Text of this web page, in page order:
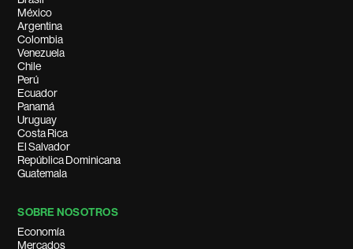
México
Argentina
Colombia
Venezuela
Chile
Perú
Ecuador
Panamá
Uruguay
Costa Rica
El Salvador
República Dominicana
Guatemala
SOBRE NOSOTROS
Economía
Mercados